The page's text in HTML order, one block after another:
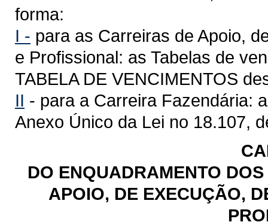
forma:
I - para as Carreiras de Apoio,
e Profissional: as Tabelas de
TABELA DE VENCIMENTOS
II - para a Carreira Fazendária:
Anexo Único da Lei no 18.107,
DO ENQUADRAMENTO
APOIO, DE EXECUÇÃO,